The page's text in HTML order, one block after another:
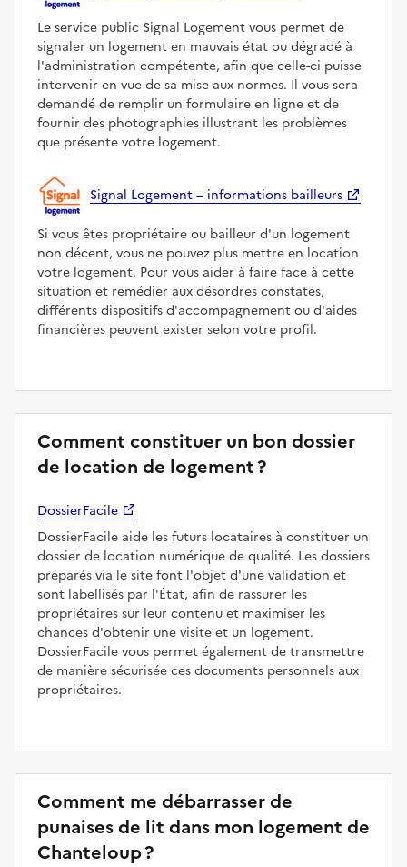
Le service public Signal Logement vous permet de
signaler un logement en mauvais état ou dégradé à
l'administration compétente, afin que celle-ci puisse
intervenir en vue de sa mise aux normes. Il vous sera
demandé de remplir un formulaire en ligne et de
fournir des photographies illustrant les problèmes
que présente votre logement.
Signal Logement – informations bailleurs
Si vous êtes propriétaire ou bailleur d'un logement
non décent, vous ne pouvez plus mettre en location
votre logement. Pour vous aider à faire face à cette
situation et remédier aux désordres constatés,
différents dispositifs d'accompagnement ou d'aides
financières peuvent exister selon votre profil.
Comment constituer un bon dossier
de location de logement ?
DossierFacile
DossierFacile aide les futurs locataires à constituer un
dossier de location numérique de qualité. Les dossiers
préparés via le site font l'objet d'une validation et
sont labellisés par l'État, afin de rassurer les
propriétaires sur leur contenu et maximiser les
chances d'obtenir une visite et un logement.
DossierFacile vous permet également de transmettre
de manière sécurisée ces documents personnels aux
propriétaires.
Comment me débarrasser de
punaises de lit dans mon logement de
Chanteloup ?